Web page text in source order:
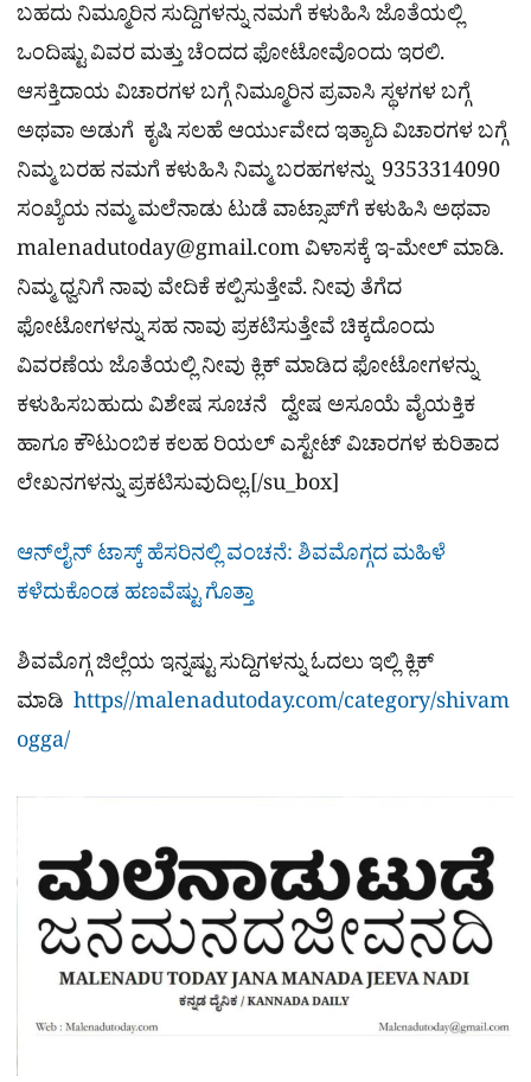
ಬಹದು ನಿಮ್ಮೂರಿನ ಸುದ್ದಿಗಳನ್ನು ನಮಗೆ ಕಳುಹಿಸಿ ಜೊತೆಯಲ್ಲಿ
ಒಂದಿಷ್ಟು ವಿವರ ಮತ್ತು ಚೆಂದದ ಫೋಟೋವೊಂದು ಇರಲಿ.
ಆಸಕ್ತಿದಾಯ ವಿಚಾರಗಳ ಬಗ್ಗೆ ನಿಮ್ಮೂರಿನ ಪ್ರವಾಸಿ ಸ್ಥಳಗಳ ಬಗ್ಗೆ
ಅಥವಾ ಅಡುಗೆ ಕೃಷಿ ಸಲಹೆ ಆರ್ಯುವೇದ ಇತ್ಯಾದಿ ವಿಚಾರಗಳ ಬಗ್ಗೆ
ನಿಮ್ಮ ಬರಹ ನಮಗೆ ಕಳುಹಿಸಿ ನಿಮ್ಮ ಬರಹಗಳನ್ನು 9353314090
ಸಂಖ್ಯೆಯ ನಮ್ಮ ಮಲೆನಾಡು ಟುಡೆ ವಾಟ್ಸಾಪ್‌ಗೆ ಕಳುಹಿಸಿ ಅಥವಾ
malenadutoday@gmail.comವಿಳಾಸಕ್ಕೆ ಇ-ಮೇಲ್ ಮಾಡಿ.
ನಿಮ್ಮ ಧ್ವನಿಗೆ ನಾವು ವೇದಿಕೆ ಕಲ್ಪಿಸುತ್ತೇವೆ. ನೀವು ತೆಗೆದ
ಫೋಟೋಗಳನ್ನು ಸಹ ನಾವು ಪ್ರಕಟಿಸುತ್ತೇವೆ ಚಿಕ್ಕದೊಂದು
ವಿವರಣೆಯ ಜೊತೆಯಲ್ಲಿ ನೀವು ಕ್ಲಿಕ್ ಮಾಡಿದ ಫೋಟೋಗಳನ್ನು
ಕಳುಹಿಸಬಹುದು ವಿಶೇಷ ಸೂಚನೆ ದ್ವೇಷ ಅಸೂಯೆ ವೈಯಕ್ತಿಕ
ಹಾಗೂ ಕೌಟುಂಬಿಕ ಕಲಹ ರಿಯಲ್​ ಎಸ್ಟೇಟ್​ ವಿಚಾರಗಳ ಕುರಿತಾದ
ಲೇಖನಗಳನ್ನು ಪ್ರಕಟಿಸುವುದಿಲ್ಲ.[/su_box]
ಆನ್‌ಲೈನ್ ಟಾಸ್ಕ್ ಹೆಸರಿನಲ್ಲಿ ವಂಚನೆ: ಶಿವಮೊಗ್ಗದ ಮಹಿಳೆ
ಕಳೆದುಕೊಂಡ ಹಣವೆಷ್ಟು ಗೊತ್ತಾ
ಶಿವಮೊಗ್ಗ ಜಿಲ್ಲೆಯ ಇನ್ನಷ್ಟು ಸುದ್ದಿಗಳನ್ನು ಓದಲು ಇಲ್ಲಿ ಕ್ಲಿಕ್
ಮಾಡಿ https//malenadutoday.com/category/shivam
ogga/